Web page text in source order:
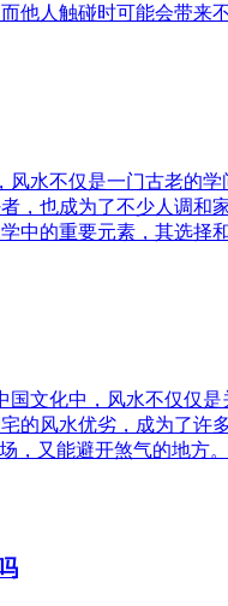
他人触碰时可能会带来
水不仅是一门古老的
，也成为了不少人调
中的重要元素，其选择
文化中，风水不仅仅
的风水优劣，成为了
，又能避开煞气的地方